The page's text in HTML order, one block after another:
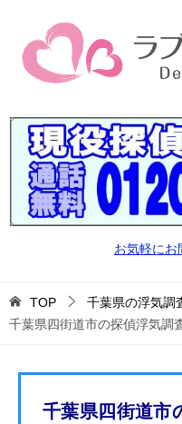
お気軽にお
TOP
千葉県の浮気調
千葉県四街道市の探偵浮気調
千葉県四街道市